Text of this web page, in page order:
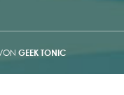
GEEK TONIC